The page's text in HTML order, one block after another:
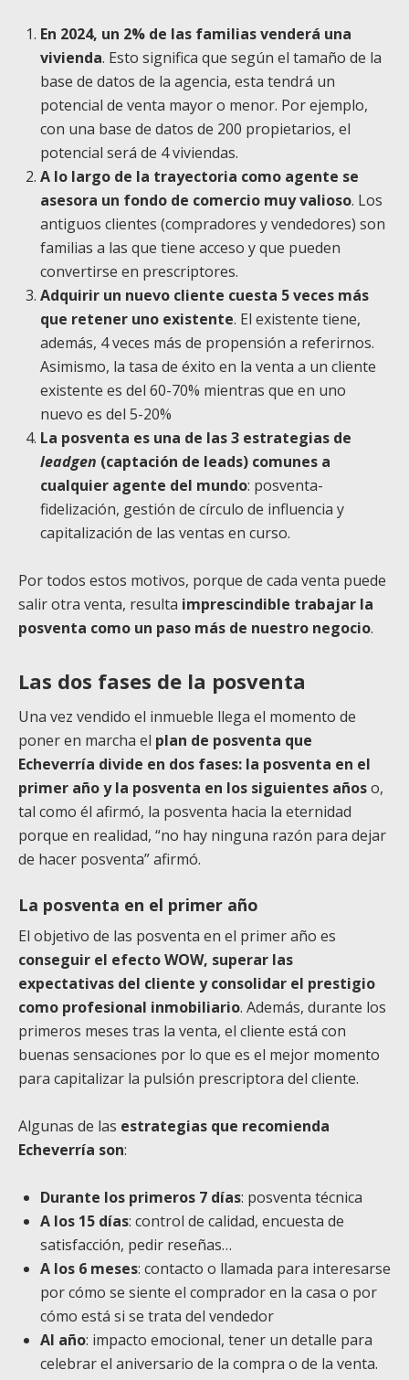
En 2024, un 2% de las familias venderá una
vivienda. Esto significa que según el tamaño de la
base de datos de la agencia, esta tendrá un
potencial de venta mayor o menor. Por ejemplo,
con una base de datos de 200 propietarios, el
potencial será de 4 viviendas.
A lo largo de la trayectoria como agente se
asesora un fondo de comercio muy valioso. Los
antiguos clientes (compradores y vendedores) son
familias a las que tiene acceso y que pueden
convertirse en prescriptores.
Adquirir un nuevo cliente cuesta 5 veces más
que retener uno existente. El existente tiene,
además, 4 veces más de propensión a referirnos.
Asimismo, la tasa de éxito en la venta a un cliente
existente es del 60-70% mientras que en uno
nuevo es del 5-20%
La posventa es una de las 3 estrategias de
leadgen (captación de leads) comunes a
cualquier agente del mundo: posventa-
fidelización, gestión de círculo de influencia y
capitalización de las ventas en curso.
Por todos estos motivos, porque de cada venta puede
salir otra venta, resulta imprescindible trabajar la
posventa como un paso más de nuestro negocio.
Las dos fases de la posventa
Una vez vendido el inmueble llega el momento de
poner en marcha el plan de posventa que
Echeverría divide en dos fases: la posventa en el
primer año y la posventa en los siguientes añoso,
tal como él afirmó, la posventa hacia la eternidad
porque en realidad, “no hay ninguna razón para dejar
de hacer posventa” afirmó.
La posventa en el primer año
El objetivo de las posventa en el primer año es
conseguir el efecto WOW, superar las
expectativas del cliente y consolidar el prestigio
como profesional inmobiliario. Además, durante los
primeros meses tras la venta, el cliente está con
buenas sensaciones por lo que es el mejor momento
para capitalizar la pulsión prescriptora del cliente.
Algunas de las estrategias que recomienda
Echeverría son:
Durante los primeros 7 días: posventa técnica
A los 15 días: control de calidad, encuesta de
satisfacción, pedir reseñas…
A los 6 meses: contacto o llamada para interesarse
por cómo se siente el comprador en la casa o por
cómo está si se trata del vendedor
Al año: impacto emocional, tener un detalle para
celebrar el aniversario de la compra o de la venta.